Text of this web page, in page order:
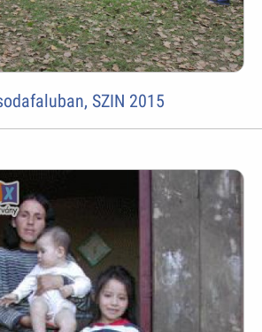
SZIN 2015